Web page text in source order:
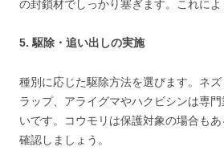
の封鎖材でしっかり塞ぎます。これによ
5. 駆除・追い出しの実施
種別に応じた駆除方法を選びます。ネ
ラップ、アライグマやハクビシンは専
いです。コウモリは保護対象の場合も
確認しましょう。